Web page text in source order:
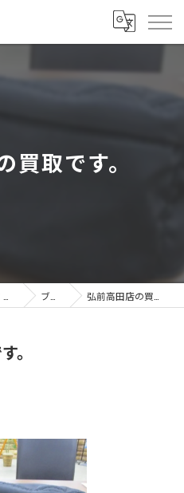
買取です。
ブログ 弘前高田店の買取です。
。